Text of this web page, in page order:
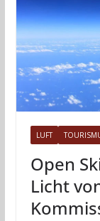
LUFT
Open
Licht